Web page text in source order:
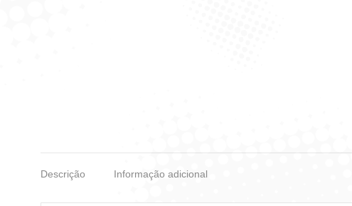
Descrição Informação adicional